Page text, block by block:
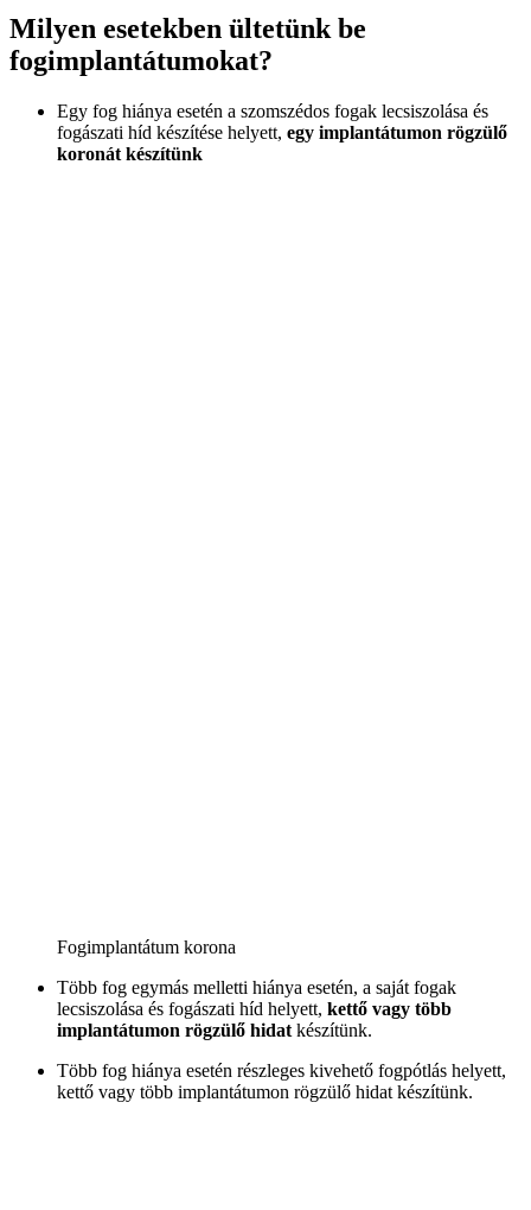
Milyen esetekben ültetünk be
fogimplantátumokat?
Egy fog hiánya esetén a szomszédos fogak lecsiszolása és
fogászati híd készítése helyett, egy implantátumon rögzülő
koronát készítünk
Fogimplantátum korona
Több fog egymás melletti hiánya esetén, a saját fogak
lecsiszolása és fogászati híd helyett, kettő vagy több
implantátumon rögzülő hidat készítünk.
Több fog hiánya esetén részleges kivehető fogpótlás helyett,
kettő vagy több implantátumon rögzülő hidat készítünk.